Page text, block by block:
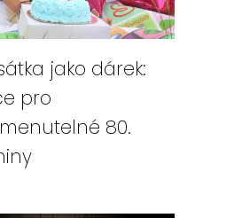
jako dárek:
pro
80.